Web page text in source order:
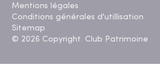
Mentions légales
Conditions générales d'utillisation
Sitemap
© 2026 Copyright. Club Patrimoine